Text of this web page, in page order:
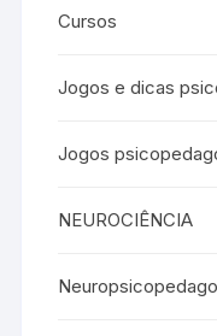
Cursos
Jogos e dicas
Jogos
NEUROCIÊNCIA